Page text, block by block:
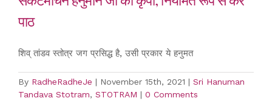
पाठ
शिव् तांडव स्तोत्र जग प्रसिद्ध है, उसी प्रकार ये हनुमत
By RadheRadheJe | November 15th, 2021 | Sri Hanuman
Tandava Stotram, STOTRAM | 0 Comments